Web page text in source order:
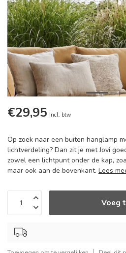
€29,95 Incl. btw
Op zoek naar een buiten hanglamp
lichtverdeling? Dan zit je met Jovi
zowel een lichtpunt onder de kap,
maar ook aan de bovenkant. Lees
Voeg